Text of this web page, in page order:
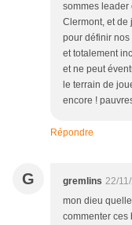
sommes leader
Clermont, et de
pour définir
et totalement
et ne peut
le terrain de
encore !
Répondre
G gremlins 22/
mon dieu
commenter ces